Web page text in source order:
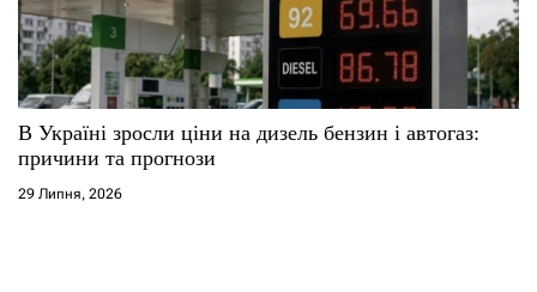
В Україні зросли ціни на дизель бензин і автогаз:
причини та прогнози
29 Липня, 2026